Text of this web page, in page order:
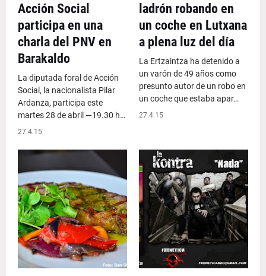
Acción Social
participa en una
charla del PNV en
Barakaldo
La diputada foral de Acción
Social, la nacionalista Pilar
Ardanza, participa este
martes 28 de abril —19.30 h…
27.4.15
ladrón robando en
un coche en Lutxana
a plena luz del día
La Ertzaintza ha detenido a
un varón de 49 años como
presunto autor de un robo en
un coche que estaba apar…
27.4.15